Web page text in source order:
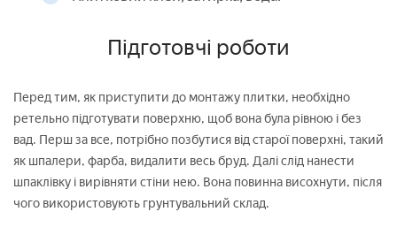
Підготовчі роботи
Перед тим, як приступити до монтажу плитки, необхідно
ретельно підготувати поверхню, щоб вона була рівною і без
вад. Перш за все, потрібно позбутися від старої поверхні, такий
як шпалери, фарба, видалити весь бруд. Далі слід нанести
шпаклівку і вирівняти стіни нею. Вона повинна висохнути, після
чого використовують грунтувальний склад.